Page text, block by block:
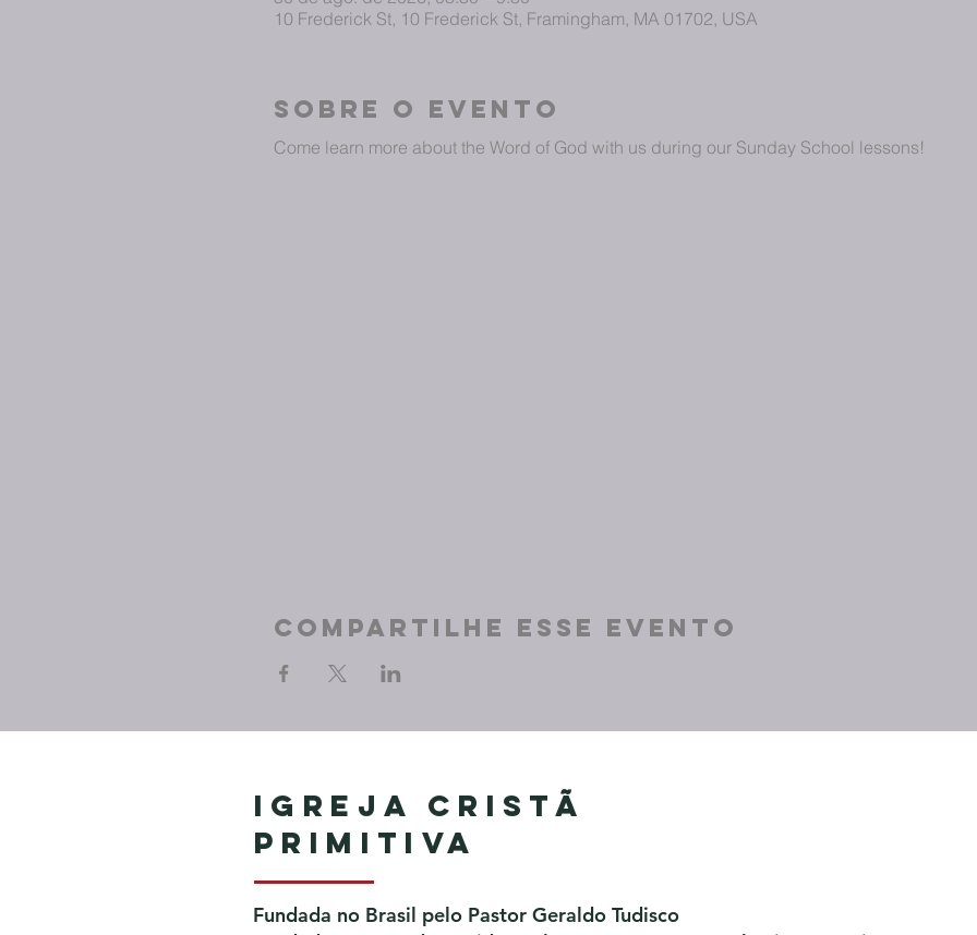
10 Frederick St, 10 Frederick St, Framingham, MA 01702, USA
Sobre o evento
Come learn more about the Word of God with us during our Sunday School lessons!
Compartilhe esse evento
Igreja Cristã
Primitiva
Fundada no Brasil pelo Pastor Geraldo Tudisco